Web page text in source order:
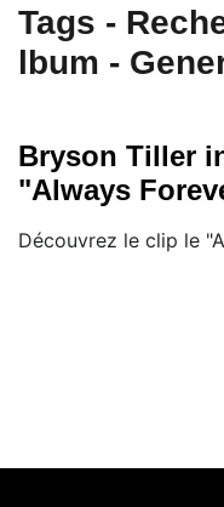
Tags -
lbum -
Bryson Tiller
"Always
Découvrez le clip le